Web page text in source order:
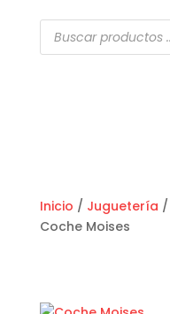
Búsqueda
de
productos
Inicio / Juguetería /
Coche Moises